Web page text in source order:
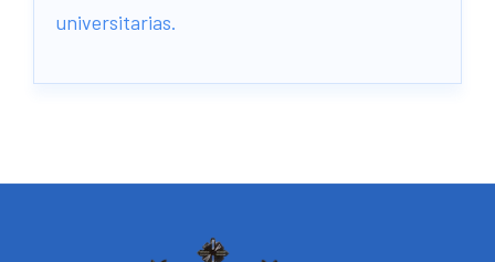
universitarias.